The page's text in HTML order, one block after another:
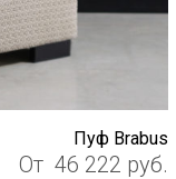
Пуф Brabus
От 46 222 руб.